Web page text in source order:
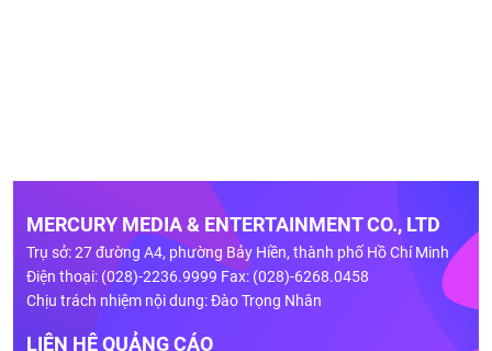
MERCURY MEDIA & ENTERTAINMENT CO., LTD
Trụ sở: 27 đường A4, phường Bảy Hiền, thành phố Hồ Chí Minh
Điện thoại: (028)-2236.9999 Fax: (028)-6268.0458
Chịu trách nhiệm nội dung: Đào Trọng Nhân
LIÊN HỆ QUẢNG CÁO